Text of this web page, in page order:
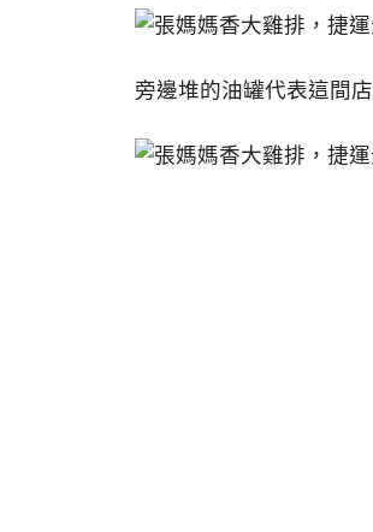
旁邊堆的油罐代表這間